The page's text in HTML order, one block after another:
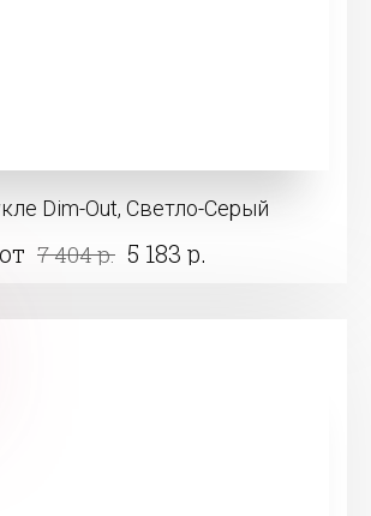
Dim-Out, Светло-Серый
от 7 404 р. 5 183 р.